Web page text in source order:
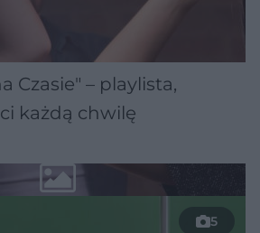
Czasie" – playlista,
każdą chwilę
5